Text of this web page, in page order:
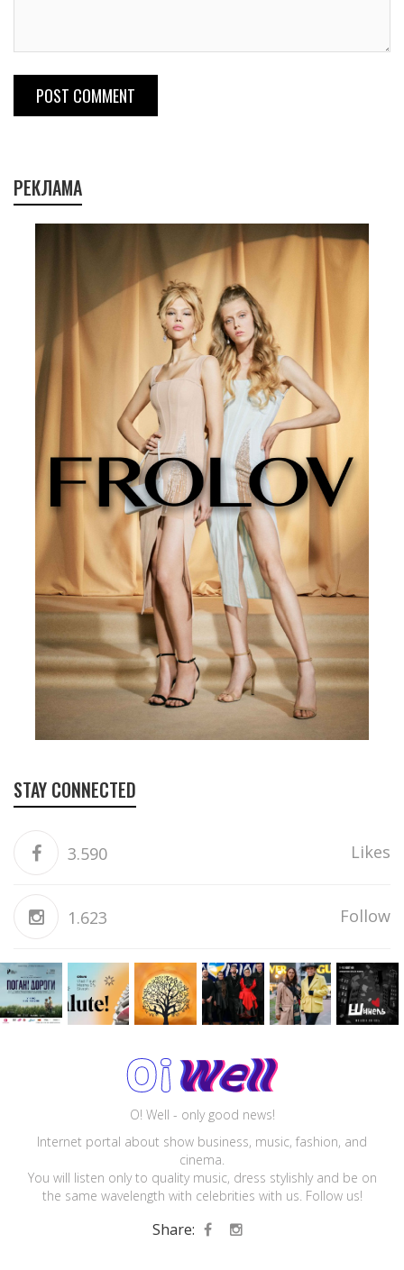
POST COMMENT
РЕКЛАМА
STAY CONNECTED
3.590 Likes
1.623 Follow
O! Well - only good news!
Internet portal about show business, music, fashion, and
cinema.
You will listen only to quality music, dress stylishly and be on
the same wavelength with celebrities with us. Follow us!
Share: